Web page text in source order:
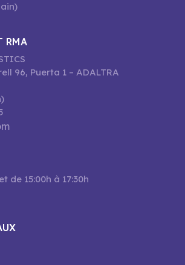
RMA
96, Puerta 1 – ADALTRA
de 15:00h à 17:30h